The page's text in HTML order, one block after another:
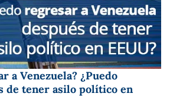
a Venezuela? ¿Puedo
de tener asilo político en